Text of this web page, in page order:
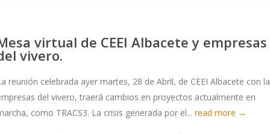
virtual de CEEI Albacete y empresas
vivero.
reunión celebrada ayer martes, 28 de Abril, de CEEI Albacete con
del vivero, traerá cambios en proyectos actualmente en
como TRACS3. La crisis generada por el... read more →